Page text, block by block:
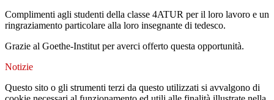
Complimenti agli studenti della classe 4ATUR per il loro lavoro e un
ringraziamento particolare alla loro insegnante di tedesco.
Grazie al Goethe-Institut per averci offerto questa opportunità.
Notizie
Questo sito o gli strumenti terzi da questo utilizzati si avvalgono di